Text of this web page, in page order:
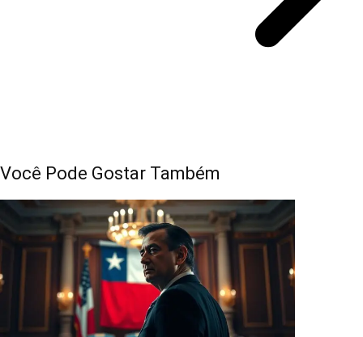
Você Pode Gostar Também